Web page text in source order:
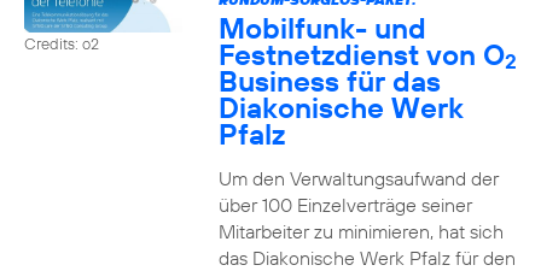
Credits: o2 Mobilfunk- und
Festnetzdienst von O2
Business für das
Diakonische Werk
Pfalz
Um den Verwaltungsaufwand der
über 100 Einzelverträge seiner
Mitarbeiter zu minimieren, hat sich
das Diakonische Werk Pfalz für den